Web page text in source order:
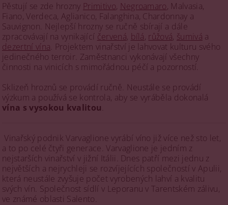
Pěstují se zde hrozny Primitivo, Negroamaro, Malvasia,
Fiano, Verdeca, Aglianico, Falanghina, Chardonnay a
Sauvignon. Nejlepší hrozny se ručně sbírají a dále
zpracovávají na vynikající červená, bílá, růžová, šumivá a
dezertní vína . Projektem vinařství je lahvovat kulturu svého
jedinečného terroir. Zaměstnanci vykonávají všechny
činnosti na vinicích s mimořádnou péčí a pozorností.
Sklizeň hroznů se provádí ručně. Neustále se provádí
výzkum a používá se kontrola, aby se vyráběla dokonalá
vína s vysokou kvalitou
Vinařský podnik Varvaglione vyrábí víno již více než sto let,
a to po celé čtyři generace. Varvaglione je jedním z
nejstarších vinařství v jižní Itálii. Dnes patří mezi jednu z
největších a nejrychleji se rozvíjejících společností v Apulii,
která neustále zvyšuje počet vyrobených lahví a kvalitu
svých vín. Společnost sídlí v Leporanu v Tarentském zálivu,
ve známé oblasti Salento.